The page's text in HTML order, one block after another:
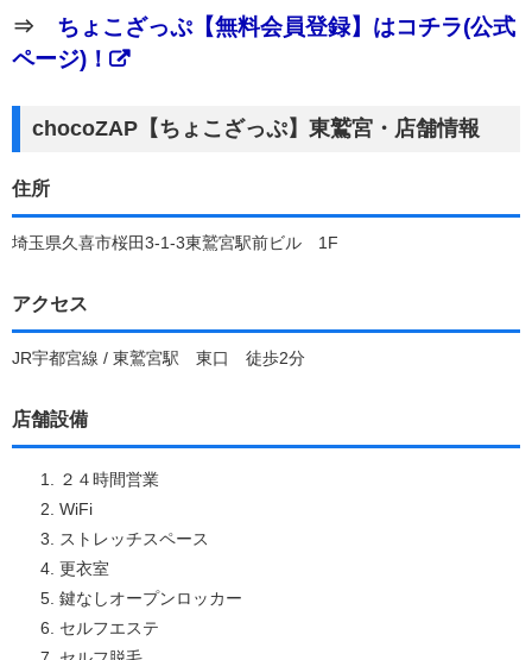
⇒ ちょこざっぷ【無料会員登録】はコチラ(公式
ページ)！
chocoZAP【ちょこざっぷ】東鷲宮・店舗情報
住所
埼玉県久喜市桜田3-1-3東鷲宮駅前ビル 1F
アクセス
JR宇都宮線 / 東鷲宮駅 東口 徒歩2分
店舗設備
２４時間営業
WiFi
ストレッチスペース
更衣室
鍵なしオープンロッカー
セルフエステ